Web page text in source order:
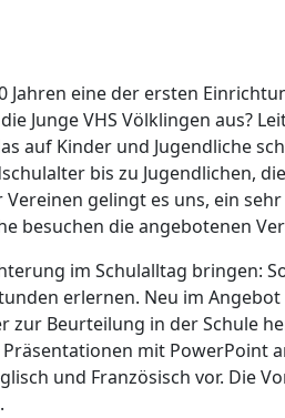
Jahren eine der ersten
Junge VHS Völklingen aus?
auf Kinder und Jugendliche
bis zu Jugendlichen,
gelingt es uns, ein
besuchen die angebotenen
im Schulalltag bringen:
erlernen. Neu im
Beurteilung in der Schule
mit PowerPoint
und Französisch vor. Die